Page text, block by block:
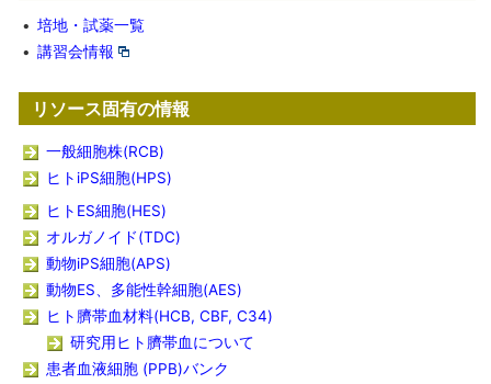
• 培地・試薬一覧
• 講習会情報
リソース固有の情報
一般細胞株(RCB)
ヒトiPS細胞(HPS)
ヒトES細胞(HES)
オルガノイド(TDC)
動物iPS細胞(APS)
動物ES、多能性幹細胞(AES)
ヒト臍帯血材料(HCB, CBF, C34)
研究用ヒト臍帯血について
患者血液細胞 (PPB)バンク